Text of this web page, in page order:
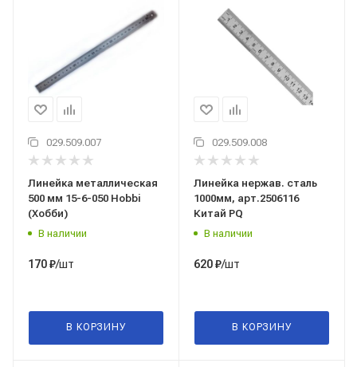
029.509.007
Линейка металлическая
500 мм 15-6-050 Hobbi
(Хобби)
В наличии
170₽/шт
В КОРЗИНУ
029.509.008
Линейка нержав. сталь
1000мм, арт.2506116
Китай PQ
В наличии
620₽/шт
В КОРЗИНУ